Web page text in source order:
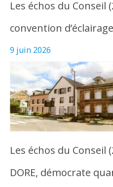
Les échos du Conseil
convention
9 juin 2026
Les échos du Conseil
DORE, démocrate